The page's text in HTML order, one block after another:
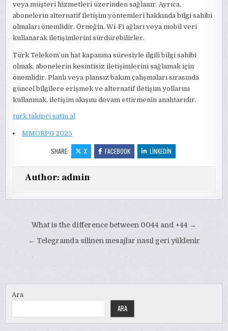
veya müşteri hizmetleri üzerinden sağlanır. Ayrıca,
abonelerin alternatif iletişim yöntemleri hakkında bilgi sahibi
olmaları önemlidir. Örneğin, Wi-Fi ağları veya mobil veri
kullanarak iletişimlerini sürdürebilirler.
Türk Telekom’un hat kapanma süresiyle ilgili bilgi sahibi
olmak, abonelerin kesintisiz iletişimlerini sağlamak için
önemlidir. Planlı veya plansız bakım çalışmaları sırasında
güncel bilgilere erişmek ve alternatif iletişim yollarını
kullanmak, iletişim akışını devam ettirmenin anahtarıdır.
turk takipci satin al
MMORPG 2025
SHARE: X FACEBOOK LINKEDIN
Author: admin
Yazı
gezinmesi
What is the difference between 0044 and +44 →
← Telegramda silinen mesajlar nasıl geri yüklenir
Ara
ARA